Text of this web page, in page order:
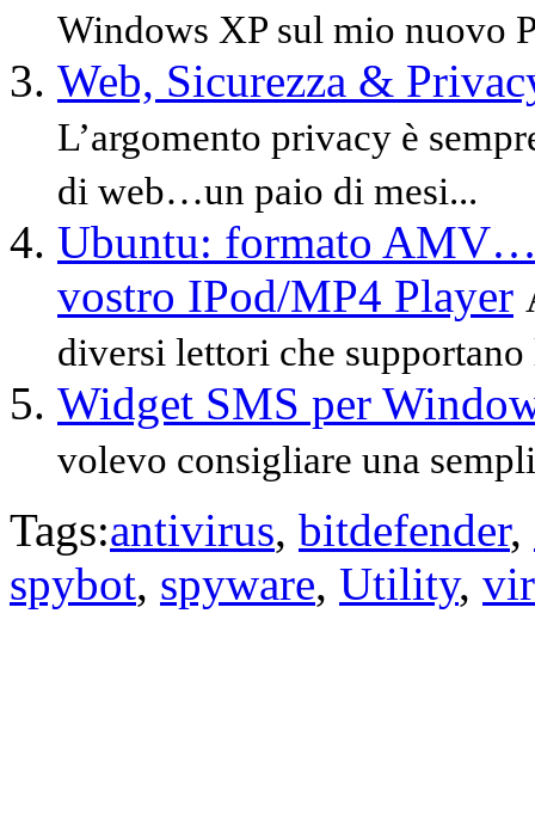
Windows XP sul mio nuovo
Web, Sicurezza &
L’argomento privacy è
di web…un paio di mesi...
Ubuntu: formato
vostro IPod/MP4 Player
diversi lettori che
Widget SMS per
volevo consigliare una
Tags:antivirus, bitdefender,
spybot, spyware, Utility,